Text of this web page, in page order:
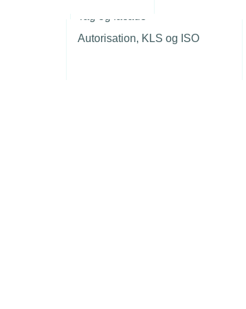
Autorisation, KLS og ISO